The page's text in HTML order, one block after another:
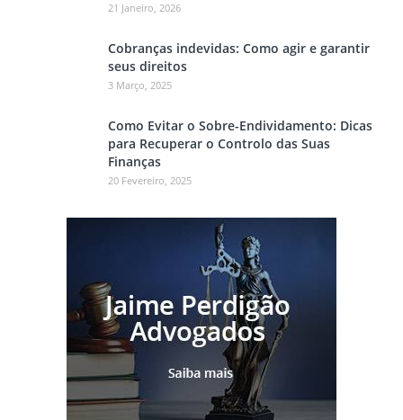
21 Janeiro, 2026
Cobranças indevidas: Como agir e garantir
seus direitos
3 Março, 2025
Como Evitar o Sobre-Endividamento: Dicas
para Recuperar o Controlo das Suas
Finanças
20 Fevereiro, 2025